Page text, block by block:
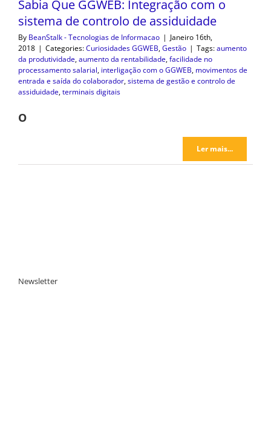
Sabia Que GGWEB: Integração com o
sistema de controlo de assiduidade
By BeanStalk - Tecnologias de Informacao | Janeiro 16th,
2018 | Categories:Curiosidades GGWEB,Gestão | Tags:aumento
da produtividade,aumento da rentabilidade,facilidade no
processamento salarial, interligação com o GGWEB, movimentos de
entrada e saída do colaborador,sistema de gestão e controlo de
assiduidade,terminais digitais
O
Ler mais...
Newsletter